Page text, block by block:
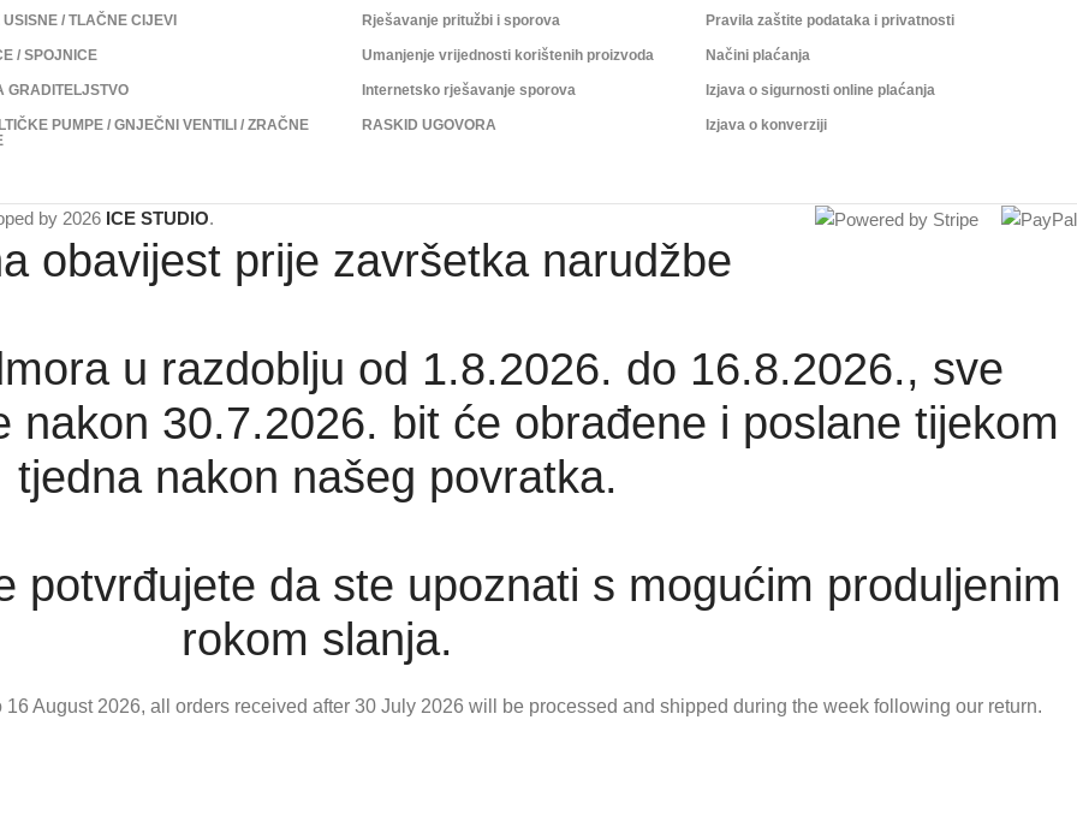
/ TLAČNE CIJEVI
/ SPOJNICE
GRADITELJSTVO
PUMPE / GNJEČNI VENTILI / ZRAČNE
Rješavanje pritužbi i sporova
Umanjenje vrijednosti korištenih proizvoda
Internetsko rješavanje sporova
RASKID UGOVORA
Pravila zaštite podataka i privatnosti
Načini plaćanja
Izjava o sigurnosti online plaćanja
Izjava o konverziji
by 2026 ICE STUDIO.
obavijest prije završetka narudžbe
u razdoblju od 1.8.2026. do 16.8.2026., sve
nakon 30.7.2026. bit će obrađene i poslane tijekom
tjedna nakon našeg povratka.
potvrđujete da ste upoznati s mogućim produljenim
rokom slanja.
16 August 2026, all orders received after 30 July 2026 will be processed and shipped during the week following our return.